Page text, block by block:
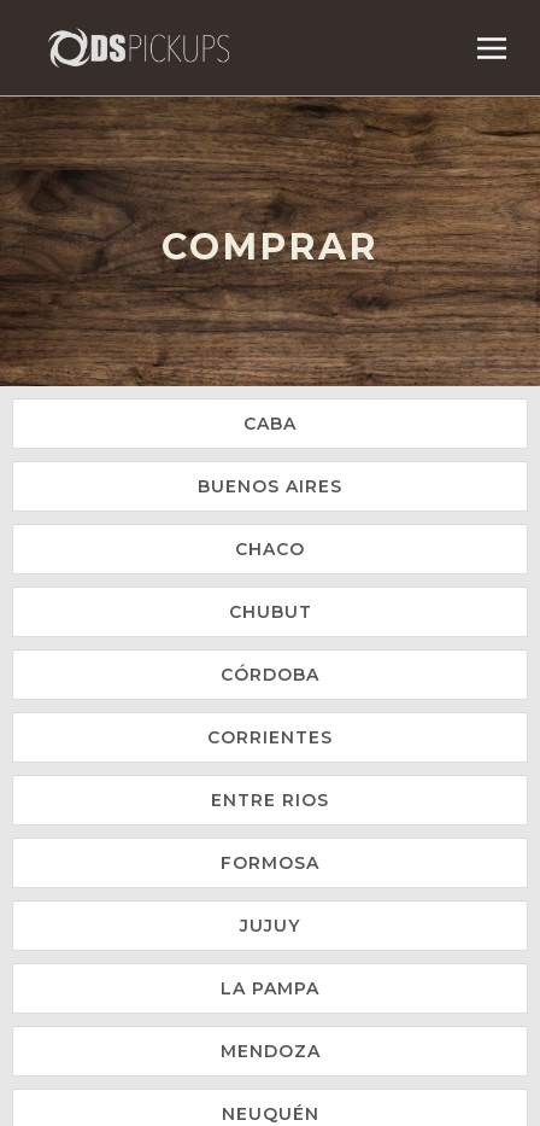
COMPRAR
CABA
BUENOS AIRES
CHACO
CHUBUT
CÓRDOBA
CORRIENTES
ENTRE RIOS
FORMOSA
JUJUY
LA PAMPA
MENDOZA
NEUQUÉN